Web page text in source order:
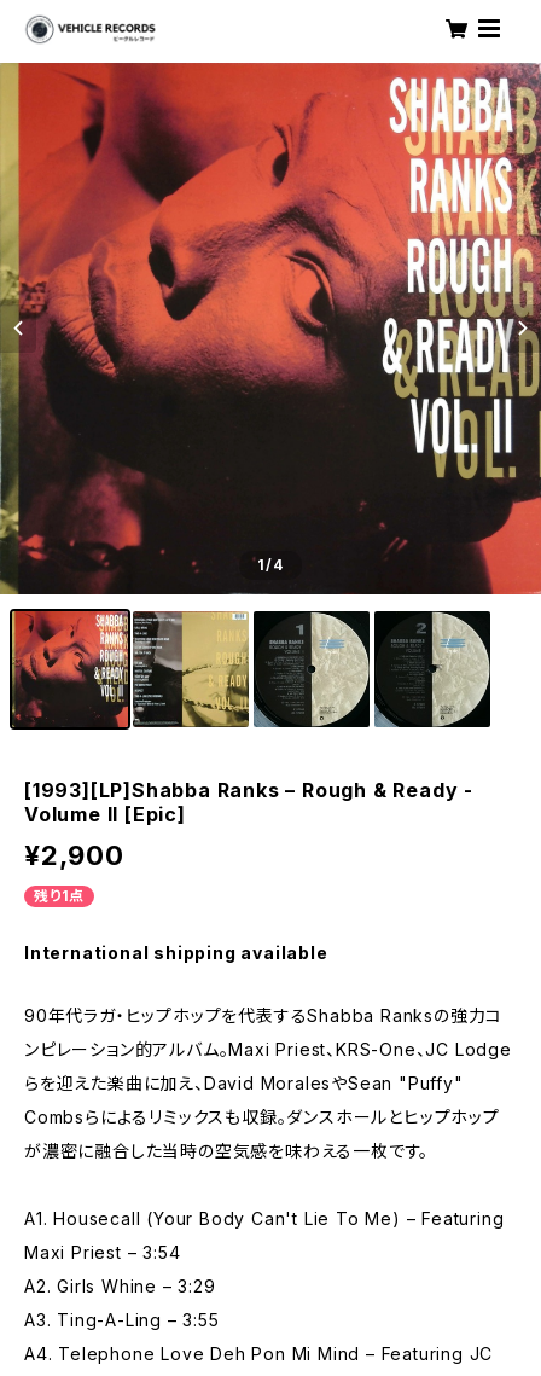
1/4
[1993][LP]Shabba Ranks – Rough & Ready -
Volume II [Epic]
¥2,900
残り1点
International shipping available
90年代ラガ・ヒップホップを代表するShabba Ranksの強力コ
ンピレーション的アルバム。Maxi Priest、KRS-One、JC Lodge
らを迎えた楽曲に加え、David MoralesやSean "Puffy"
Combsらによるリミックスも収録。ダンスホールとヒップホップ
が濃密に融合した当時の空気感を味わえる一枚です。
A1. Housecall (Your Body Can't Lie To Me) – Featuring
Maxi Priest – 3:54
A2. Girls Whine – 3:29
A3. Ting-A-Ling – 3:55
A4. Telephone Love Deh Pon Mi Mind – Featuring JC